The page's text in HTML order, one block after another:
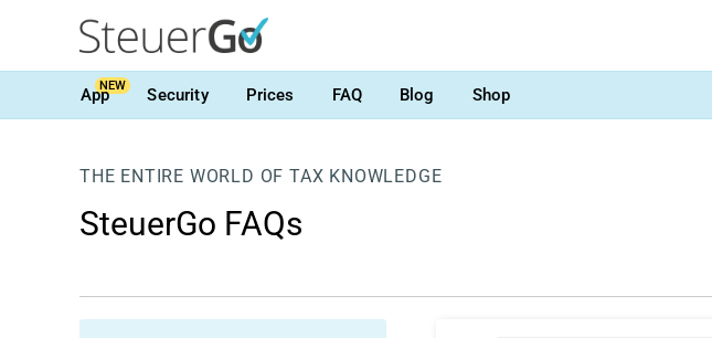
AppNEW Security Prices FAQ Blog Shop
THE ENTIRE WORLD OF TAX KNOWLEDGE
SteuerGo FAQs